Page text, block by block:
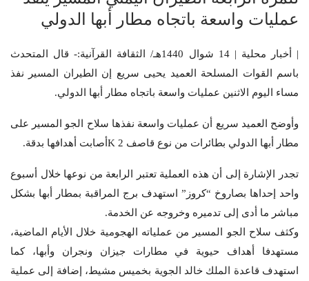
عمليات واسعة باتجاه مطار أبها الدولي
| أخبار محلية | 14 شوال 1440هـ/ الثقافة القرآنية:- قال المتحدث
باسم القوات المسلحة العميد يحيى سريع إن الطيران المسير نفذ
مساء اليوم الاثنين عمليات واسعة باتجاه مطار أبها الدولي.
وأوضح العميد سريع أن عمليات واسعة نفذها سلاح الجو المسير على
مطار أبها الدولي بطائرات من نوع قاصف 2
K أصابت أهدافها بدقة.
تجدر الإشارة إلى أن هذه العملية تعتبر الرابعة من نوعها خلال أسبوع
واحد إحداها بصاروخ “كروز” استهدف برج المراقبة بمطار أبها بشكل
مباشر ما أدى إلى تدميره وخروجه عن الخدمة.
وكثف سلاح الجو المسير من عملياته الهجومية خلال الأيام الماضية،
مستهدفا أهداف حيوية في مطارات جيزان ونجران وأبها، كما
استهدف قاعدة الملك خالد الجوية بخميس مشيط، إضافة إلى عملية